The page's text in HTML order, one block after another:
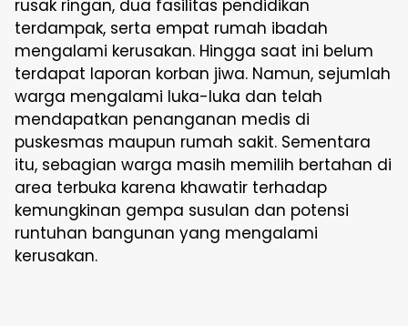
rusak ringan, dua fasilitas pendidikan
terdampak, serta empat rumah ibadah
mengalami kerusakan. Hingga saat ini belum
terdapat laporan korban jiwa. Namun, sejumlah
warga mengalami luka-luka dan telah
mendapatkan penanganan medis di
puskesmas maupun rumah sakit. Sementara
itu, sebagian warga masih memilih bertahan di
area terbuka karena khawatir terhadap
kemungkinan gempa susulan dan potensi
runtuhan bangunan yang mengalami
kerusakan.